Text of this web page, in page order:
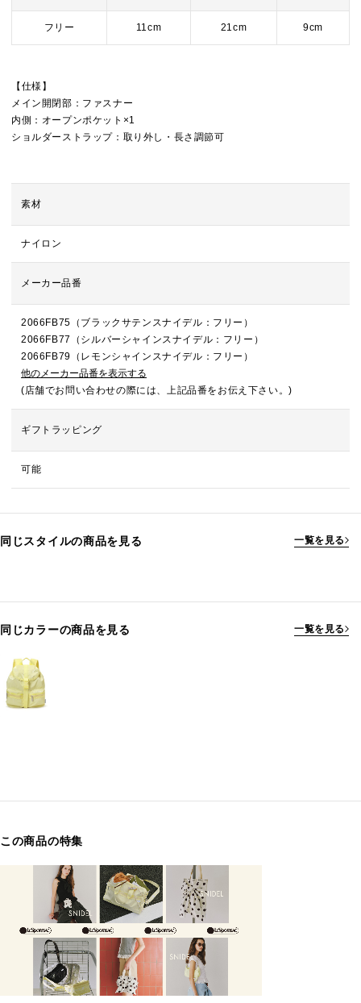
フリー 11cm 21cm 9cm
【仕様】
メイン開閉部：ファスナー
内側：オープンポケット×1
ショルダーストラップ：取り外し・長さ調節可
素材
ナイロン
メーカー品番
2066FB75（ブラックサテンスナイデル：フリー）
2066FB77（シルバーシャインスナイデル：フリー）
2066FB79（レモンシャインスナイデル：フリー）
他のメーカー品番を表示する
(店舗でお問い合わせの際には、上記品番をお伝え下さい。)
ギフトラッピング
可能
同じスタイルの商品を見る 一覧を見る
同じカラーの商品を見る 一覧を見る
この商品の特集